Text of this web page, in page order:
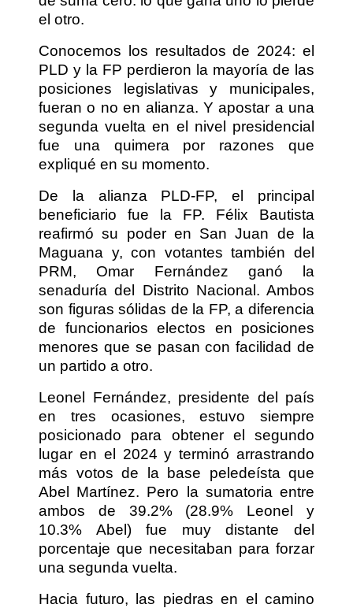
el otro.
Conocemos los resultados de 2024: el
PLD y la FP perdieron la mayoría de las
posiciones legislativas y municipales,
fueran o no en alianza. Y apostar a una
segunda vuelta en el nivel presidencial
fue una quimera por razones que
expliqué en su momento.
De la alianza PLD-FP, el principal
beneficiario fue la FP. Félix Bautista
reafirmó su poder en San Juan de la
Maguana y, con votantes también del
PRM, Omar Fernández ganó la
senaduría del Distrito Nacional. Ambos
son figuras sólidas de la FP, a diferencia
de funcionarios electos en posiciones
menores que se pasan con facilidad de
un partido a otro.
Leonel Fernández, presidente del país
en tres ocasiones, estuvo siempre
posicionado para obtener el segundo
lugar en el 2024 y terminó arrastrando
más votos de la base peledeísta que
Abel Martínez. Pero la sumatoria entre
ambos de 39.2% (28.9% Leonel y
10.3% Abel) fue muy distante del
porcentaje que necesitaban para forzar
una segunda vuelta.
Hacia futuro, las piedras en el camino